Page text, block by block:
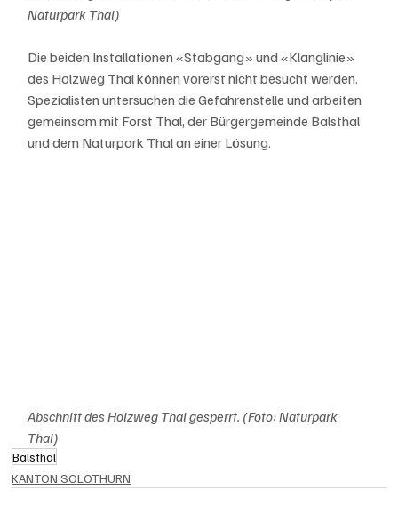
Naturpark Thal)
Die beiden Installationen «Stabgang» und «Klanglinie»
des Holzweg Thal können vorerst nicht besucht werden.
Spezialisten untersuchen die Gefahrenstelle und arbeiten
gemeinsam mit Forst Thal, der Bürgergemeinde Balsthal
und dem Naturpark Thal an einer Lösung.
Abschnitt des Holzweg Thal gesperrt. (Foto: Naturpark
Thal)
Balsthal
KANTON SOLOTHURN